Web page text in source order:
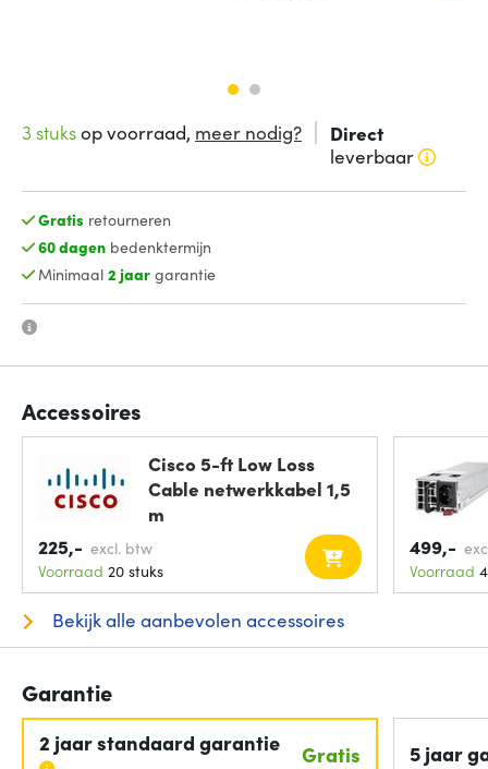
3 stuksop voorraad, meer nodig? Direct
leverbaar
Gratis retourneren
60 dagenbedenktermijn
Minimaal 2 jaargarantie
Accessoires
Cisco 5-ft Low Loss
Cable netwerkkabel 1,5
m
225,- excl. btw
Voorraad 20 stuks
499,-
Voorraad
Bekijk alle aanbevolen accessoires
Garantie
2 jaar standaard garantie Gratis 5 jaar